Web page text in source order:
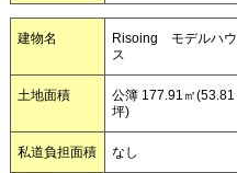
建物名
Risoing モデルハウ
ス
土地面積
公簿 177.91㎡(53.81
坪)
私道負担面積 なし